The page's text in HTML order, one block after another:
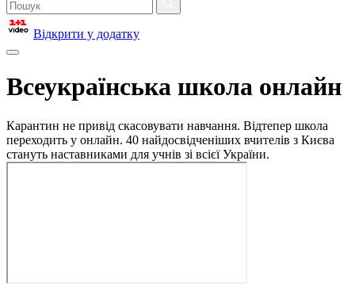
Відкрити у додатку
Всеукраїнська школа онлайн
Карантин не привід скасовувати навчання. Відтепер школа
переходить у онлайн. 40 найдосвідченіших вчителів з Києва
стануть наставниками для учнів зі всієї України.